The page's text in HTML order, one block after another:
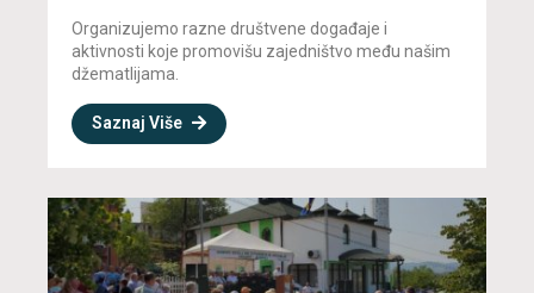
Organizujemo razne društvene događaje i
aktivnosti koje promovišu zajedništvo među našim
džematlijama.
Saznaj Više